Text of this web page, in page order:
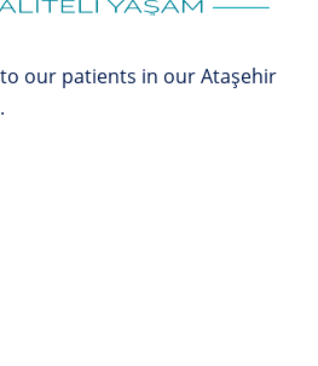
our patients in our Ataşehir